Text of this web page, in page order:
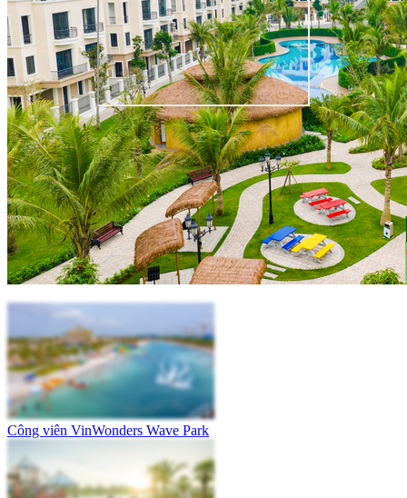
Công viên VinWonders Wave Park